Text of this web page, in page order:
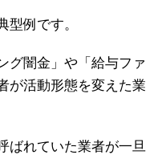
型例です。
グ闇金」や「給与ファ
が活動形態を変えた業
ばれていた業者が一旦